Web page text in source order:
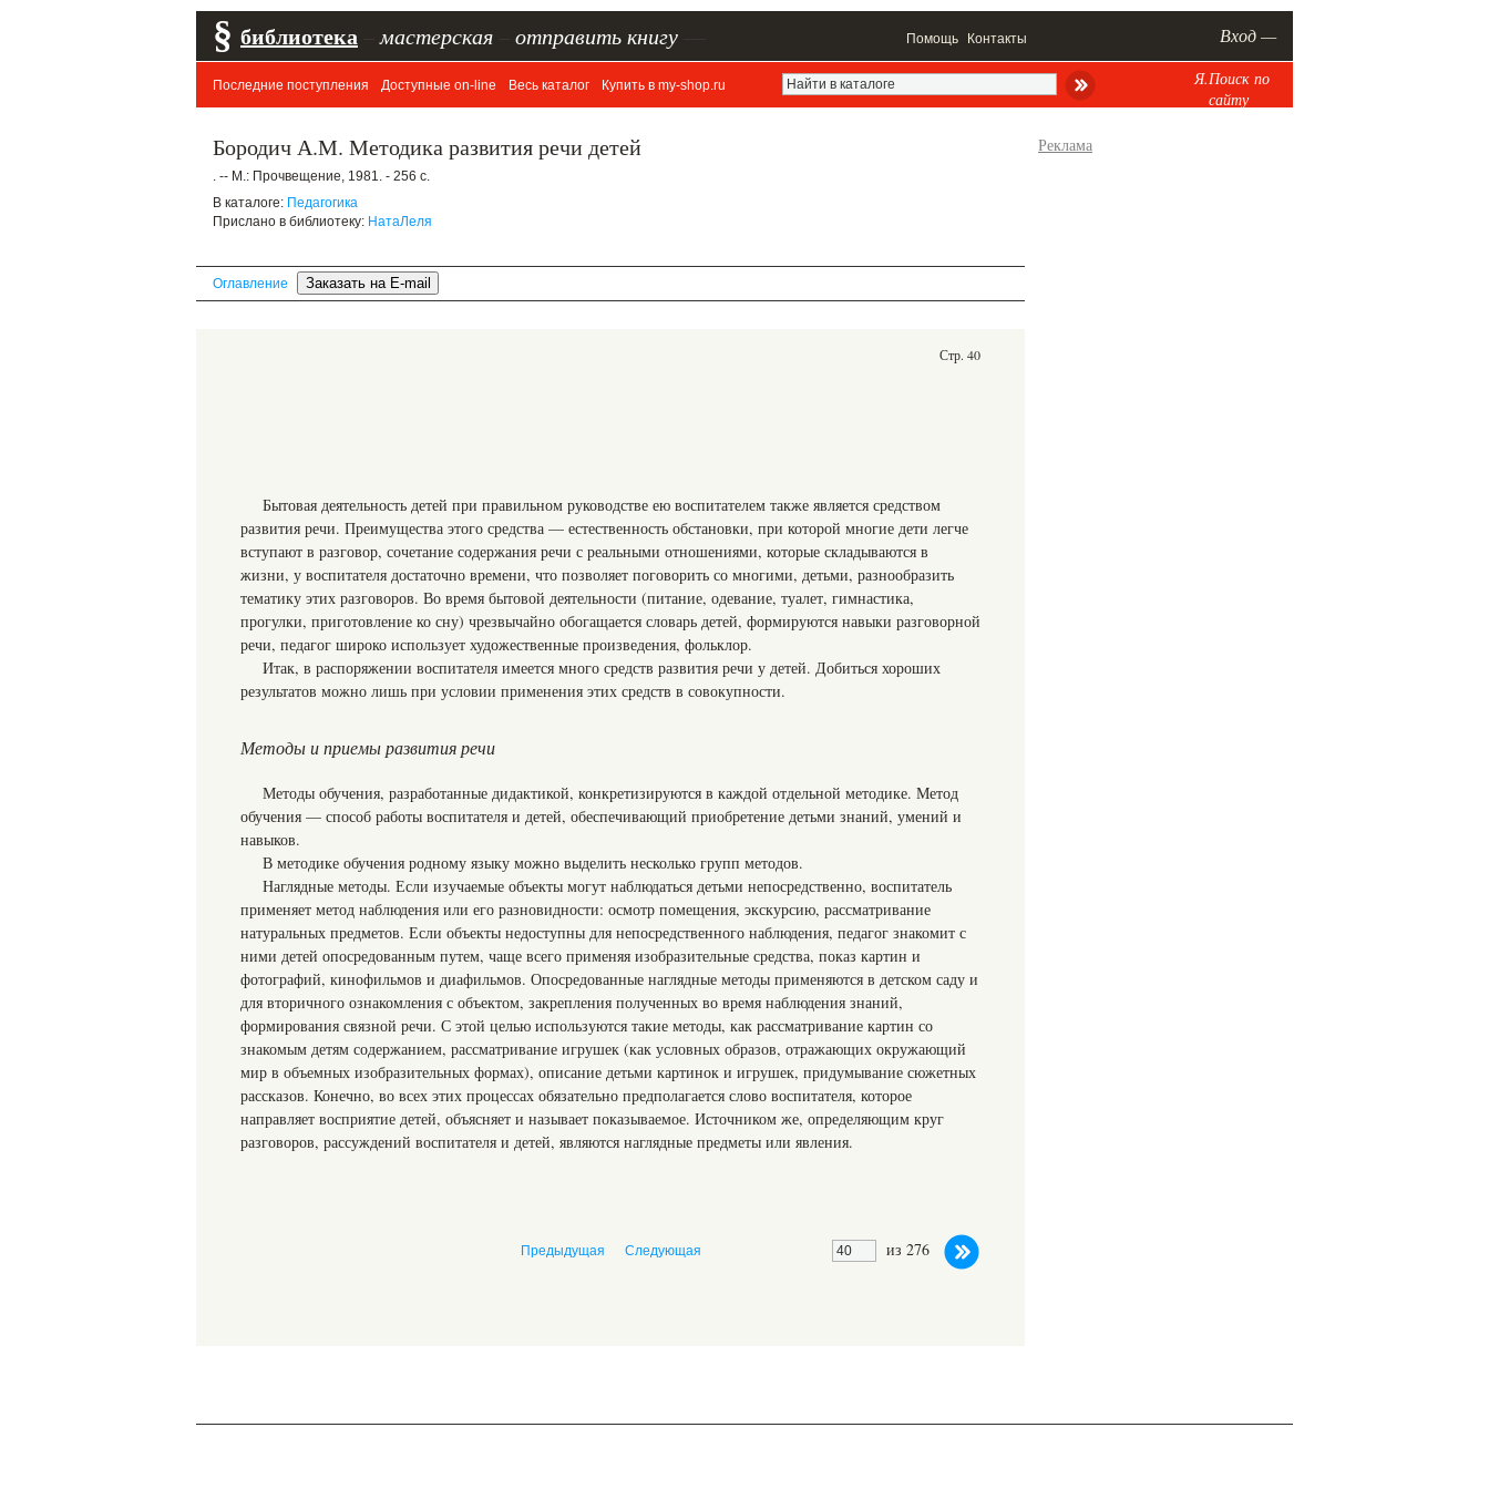
§ библиотека мастерская отправить книгу Помощь Контакты Вход —
Последние поступления Доступные on-line Весь каталог Купить в my-shop.ru
Я.Поиск по
сайту
Бородич А.М. Методика развития речи детей
. -- М.: Прочвещение, 1981. - 256 с.
В каталоге: Педагогика
Прислано в библиотеку: НатаЛеля
Оглавление
Стр. 40
Бытовая деятельность детей при правильном руководстве ею воспитателем также является средством
развития речи. Преимущества этого средства — естественность обстановки, при которой многие дети легче
вступают в разговор, сочетание содержания речи с реальными отношениями, которые складываются в
жизни, у воспитателя достаточно времени, что позволяет поговорить со многими, детьми, разнообразить
тематику этих разговоров. Во время бытовой деятельности (питание, одевание, туалет, гимнастика,
прогулки, приготовление ко сну) чрезвычайно обогащается словарь детей, формируются навыки разговорной
речи, педагог широко использует художественные произведения, фольклор.
Итак, в распоряжении воспитателя имеется много средств развития речи у детей. Добиться хороших
результатов можно лишь при условии применения этих средств в совокупности.
Методы и приемы развития речи
Методы обучения, разработанные дидактикой, конкретизируются в каждой отдельной методике. Метод
обучения — способ работы воспитателя и детей, обеспечивающий приобретение детьми знаний, умений и
навыков.
В методике обучения родному языку можно выделить несколько групп методов.
Наглядные методы. Если изучаемые объекты могут наблюдаться детьми непосредственно, воспитатель
применяет метод наблюдения или его разновидности: осмотр помещения, экскурсию, рассматривание
натуральных предметов. Если объекты недоступны для непосредственного наблюдения, педагог знакомит с
ними детей опосредованным путем, чаще всего применяя изобразительные средства, показ картин и
фотографий, кинофильмов и диафильмов. Опосредованные наглядные методы применяются в детском саду и
для вторичного ознакомления с объектом, закрепления полученных во время наблюдения знаний,
формирования связной речи. С этой целью используются такие методы, как рассматривание картин со
знакомым детям содержанием, рассматривание игрушек (как условных образов, отражающих окружающий
мир в объемных изобразительных формах), описание детьми картинок и игрушек, придумывание сюжетных
рассказов. Конечно, во всех этих процессах обязательно предполагается слово воспитателя, которое
направляет восприятие детей, объясняет и называет показываемое. Источником же, определяющим круг
разговоров, рассуждений воспитателя и детей, являются наглядные предметы или явления.
из 276
Предыдущая Следующая
Реклама